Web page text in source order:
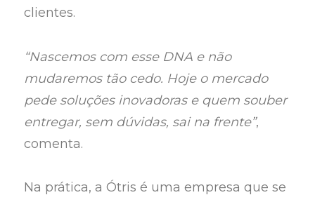
clientes.
“Nascemos com esse DNA e não
mudaremos tão cedo. Hoje o mercado
pede soluções inovadoras e quem souber
entregar, sem dúvidas, sai na frente”,
comenta.
Na prática, a Ótris é uma empresa que se